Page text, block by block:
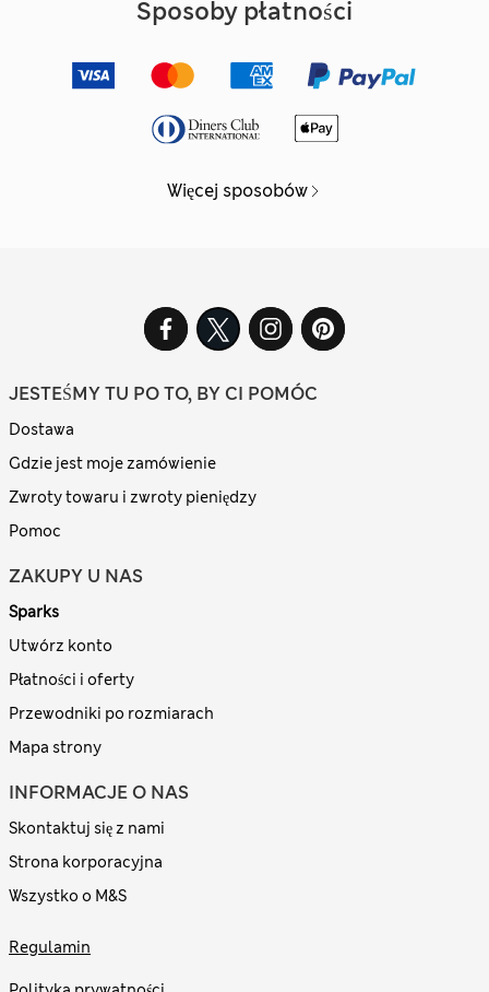
Sposoby płatności
Więcej sposobów
JESTEŚMY TU PO TO, BY CI POMÓC
Dostawa
Gdzie jest moje zamówienie
Zwroty towaru i zwroty pieniędzy
Pomoc
ZAKUPY U NAS
Sparks
Utwórz konto
Płatności i oferty
Przewodniki po rozmiarach
Mapa strony
INFORMACJE O NAS
Skontaktuj się z nami
Strona korporacyjna
Wszystko o M&S
Regulamin